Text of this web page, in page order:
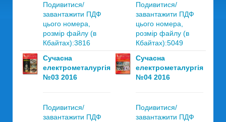
Подивитися/
завантажити ПДФ
цього номера,
розмір файлу (в
Кбайтах):3816
Подивитися/
завантажити ПДФ
цього номера,
розмір файлу (в
Кбайтах):5049
Сучасна
електрометалургія
№03 2016
Подивитися/
завантажити ПДФ
Сучасна
електрометалургія
№04 2016
Подивитися/
завантажити ПДФ